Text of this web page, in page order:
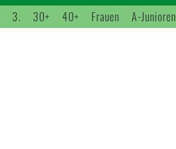
3. 30+ 40+ Frauen A-Junioren